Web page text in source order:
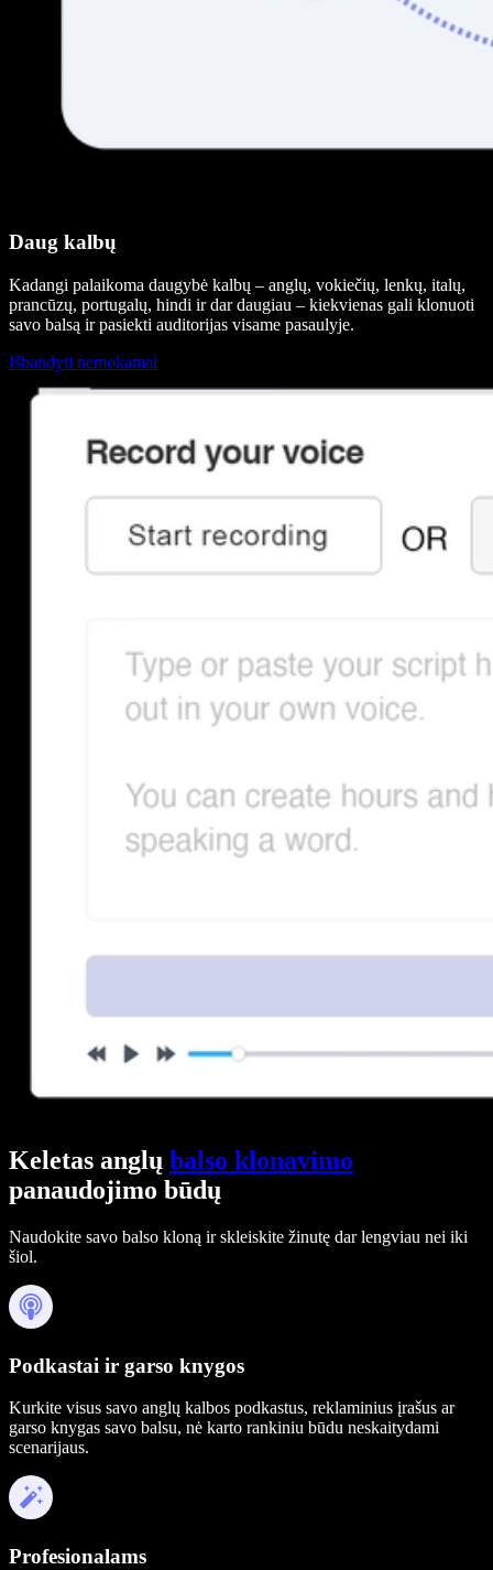
Daug kalbų
Kadangi palaikoma daugybė kalbų – anglų, vokiečių, lenkų, italų,
prancūzų, portugalų, hindi ir dar daugiau – kiekvienas gali klonuoti
savo balsą ir pasiekti auditorijas visame pasaulyje.
Išbandyti nemokamai
Keletas anglų balso klonavimo
panaudojimo būdų
Naudokite savo balso kloną ir skleiskite žinutę dar lengviau nei iki
šiol.
Podkastai ir garso knygos
Kurkite visus savo anglų kalbos podkastus, reklaminius įrašus ar
garso knygas savo balsu, nė karto rankiniu būdu neskaitydami
scenarijaus.
Profesionalams